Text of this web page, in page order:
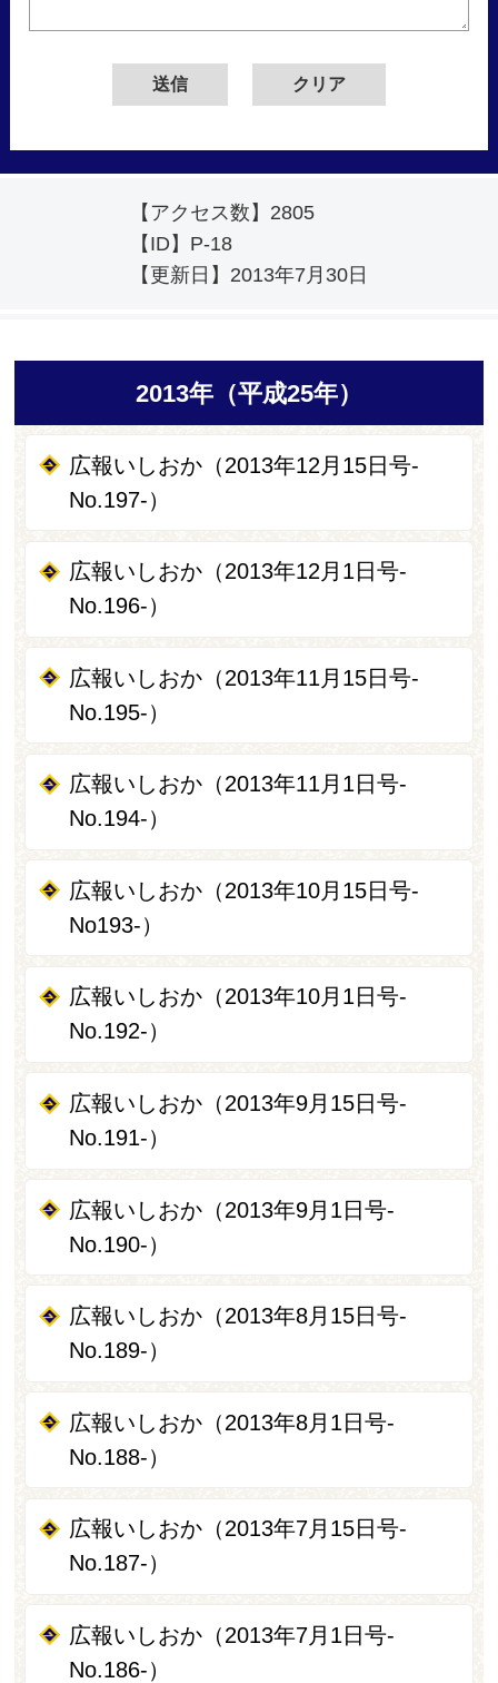
【アクセス数】 2805
【ID】 P-18
【更新日】 2013年7月30日
2013年（平成25年）
広報いしおか（2013年12月15日号-
No.197-）
広報いしおか（2013年12月1日号-
No.196-）
広報いしおか（2013年11月15日号‐
No.195‐）
広報いしおか（2013年11月1日号‐
No.194‐）
広報いしおか（2013年10月15日号‐
No193-）
広報いしおか（2013年10月1日号-
No.192-）
広報いしおか（2013年9月15日号-
No.191-）
広報いしおか（2013年9月1日号-
No.190-）
広報いしおか（2013年8月15日号-
No.189-）
広報いしおか（2013年8月1日号-
No.188-）
広報いしおか（2013年7月15日号-
No.187-）
広報いしおか（2013年7月1日号-
No.186-）